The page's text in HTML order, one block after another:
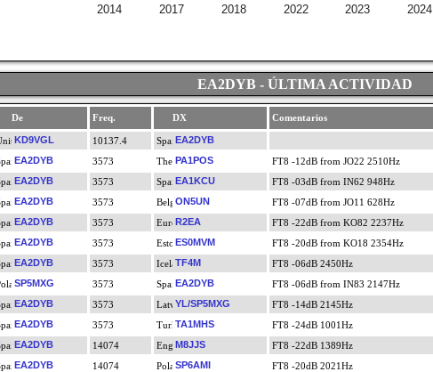
2014 2017 2018 2022 2023 2024
EA2DYB - ÚLTIMA ACTIVIDAD
De Freq. DX Comentarios
KD9VGL 10137.4 EA2DYB
EA2DYB
3573 PA1POS FT8 -12dB from JO22 2510Hz
EA2DYB
3573 EA1KCU FT8 -03dB from IN62 948Hz
EA2DYB
3573 ON5UN FT8 -07dB from JO11 628Hz
EA2DYB
3573 R2EA FT8 -22dB from KO82 2237Hz
EA2DYB
3573 ES0MVM FT8 -20dB from KO18 2354Hz
EA2DYB
3573 TF4M FT8 -06dB 2450Hz
SP5MXG
3573 EA2DYB FT8 -06dB from IN83 2147Hz
EA2DYB
3573 YL/SP5MXG FT8 -14dB 2145Hz
EA2DYB
3573 TA1MHS FT8 -24dB 1001Hz
EA2DYB
14074 M8JJS FT8 -22dB 1389Hz
EA2DYB
14074 SP6AMI FT8 -20dB 2021Hz